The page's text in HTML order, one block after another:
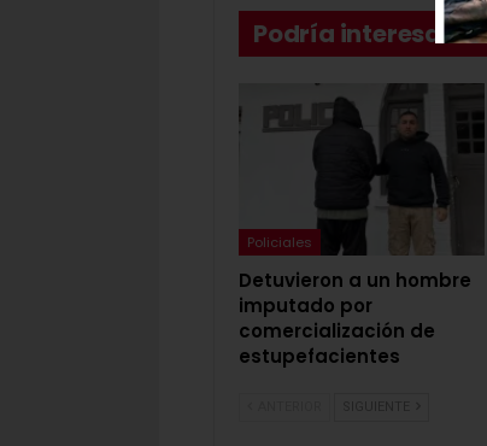
Podría interesarte
Policiales
Detuvieron a un hombre
imputado por
comercialización de
estupefacientes